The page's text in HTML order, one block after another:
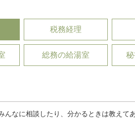
税務経理
総務の給湯室
んなに相談したり、分かるときは教えて